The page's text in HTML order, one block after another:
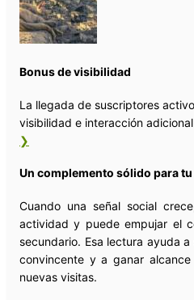
Bonus de visibilidad
La llegada de suscriptores
visibilidad e interacción
❯
Un complemento sólido para
Cuando una señal social
actividad y puede empujar el
secundario. Esa lectura ayuda
convincente y a ganar
nuevas visitas.